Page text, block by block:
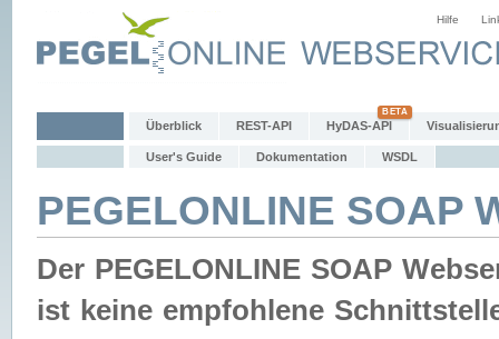
Hilfe
Überblick REST-API HyDAS-API
User's Guide Dokumentation WSDL
PEGELONLINE SOAP
Der PEGELONLINE SOAP
ist keine empfohlene